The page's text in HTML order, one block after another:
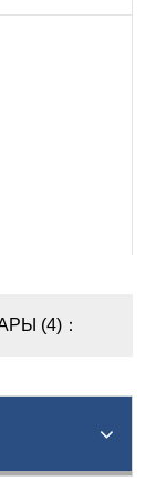
(4)：